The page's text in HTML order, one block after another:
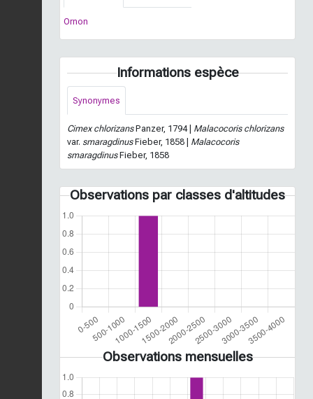
Ornon
Informations espèce
Synonymes
Cimex chlorizansPanzer, 1794 | Malacocoris chlorizans
var. smaragdinusFieber, 1858 | Malacocoris
smaragdinusFieber, 1858
Observations par classes d'altitudes
Observations mensuelles